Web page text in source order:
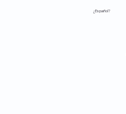
¿Español?